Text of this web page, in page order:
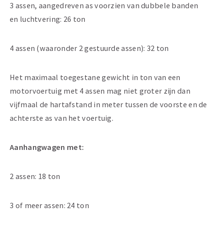
3 assen, aangedreven as voorzien van dubbele banden
en luchtvering: 26 ton
4 assen (waaronder 2 gestuurde assen): 32 ton
Het maximaal toegestane gewicht in ton van een
motorvoertuig met 4 assen mag niet groter zijn dan
vijfmaal de hartafstand in meter tussen de voorste en de
achterste as van het voertuig.
Aanhangwagen met:
2 assen: 18 ton
3 of meer assen: 24 ton